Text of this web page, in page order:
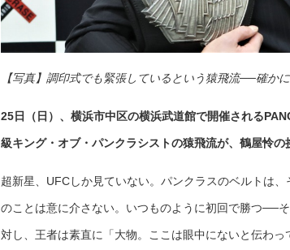
【写真】調印式でも緊張しているという猿飛流──確か
25日（日）、横浜市中区の横浜武道館で開催される
級キング・オブ・パンクラシストの猿飛流が、鶴屋怜の
超新星、UFCしか見ていない。パンクラスのベルトは
のことは意に介さない。いつものように初回で勝つ──
対し、王者は素直に「大物。ここは眼中にないと伝わっ